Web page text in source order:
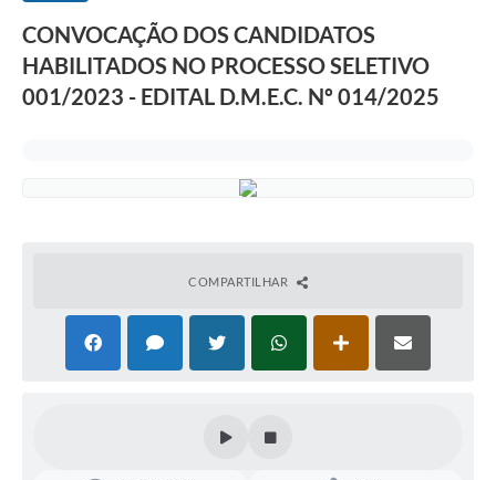
CONVOCAÇÃO DOS CANDIDATOS
HABILITADOS NO PROCESSO SELETIVO
001/2023 - EDITAL D.M.E.C. Nº 014/2025
COMPARTILHAR